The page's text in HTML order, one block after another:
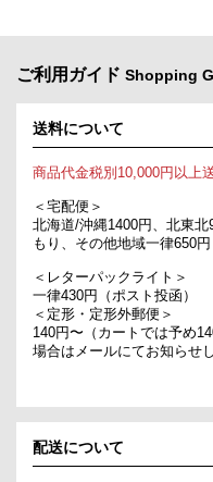
ご利用ガイド Shopping
送料について
商品代金税別10,000円以上
＜宅配便＞
北海道/沖縄1400円、北東
もり、その他地域一律650円
＜レターパックライト＞
一律430円（ポスト投函）
＜定形・定形外郵便＞
140円〜（カートでは予め
場合はメールにてお知らせ
配送について